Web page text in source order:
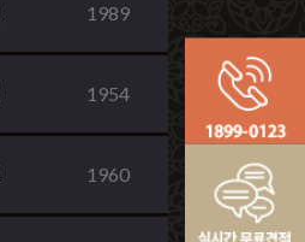
1989
1954
1960